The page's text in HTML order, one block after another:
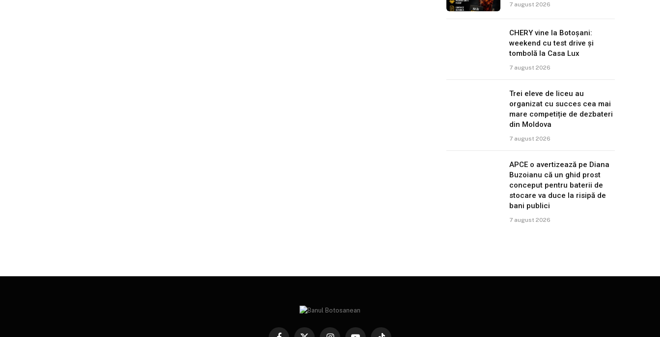
7 august 2026
CHERY vine la Botoșani:
weekend cu test drive și
tombolă la Casa Lux
7 august 2026
Trei eleve de liceu au
organizat cu succes cea mai
mare competiție de dezbateri
din Moldova
7 august 2026
APCE o avertizează pe Diana
Buzoianu că un ghid prost
conceput pentru baterii de
stocare va duce la risipă de
bani publici
7 august 2026